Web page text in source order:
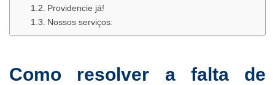
Providencie já!
Nossos serviços:
Como resolver a falta de